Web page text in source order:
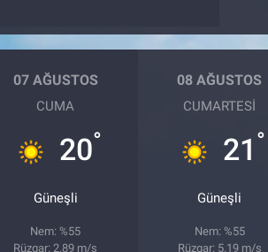
07 AĞUSTOS
CUMA
20°
Güneşli
Nem: %55
Rüzgar: 2.89 m/s
08 AĞUSTOS
CUMARTESI
21 °
Güneşli
Nem: %55
Rüzgar: 5.19 m/s